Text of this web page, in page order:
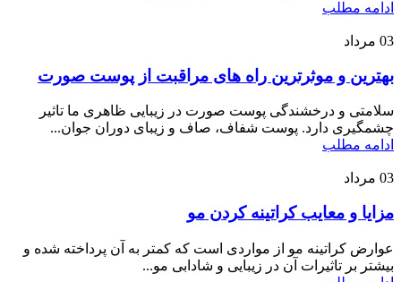
ادامه مطلب
03 مرداد
بهترین و موثرترین راه های مراقبت از پوست صورت
سلامتی و درخشندگی پوست صورت در زیبایی ظاهری ما تاثیر
چشمگیری دارد. پوست شفاف، صاف و زیبای دوران جوان...
ادامه مطلب
03 مرداد
مزایا و معایب کراتینه کردن مو
عوارض کراتینه مو از مواردی است که کمتر به آن پرداخته شده و
بیشتر بر تاثیرات آن در زیبایی و شادابی مو...